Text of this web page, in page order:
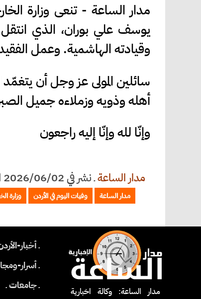
مدار الساعة - تنعى وزارة
يوسف علي بوران، الذي انتقل
وقيادته الهاشمية. وعمل
‏سائلين المولى عز وجل أن
أهله وذويه وزملاءه جميل
‏وإنّا لله وإنّا إليه راجعون
مدار الساعةـنشر في 2026/06/02 الساعة 13:49
مدار الساعة وفيات اليوم في الأردن وزارة
مدار الساعة: وكالة اخبارية
ـ أخبار-
ـ أسرار-
ـ جامعات ـ